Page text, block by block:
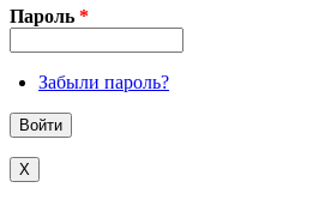
X
Пароль *
Забыли пароль?
X